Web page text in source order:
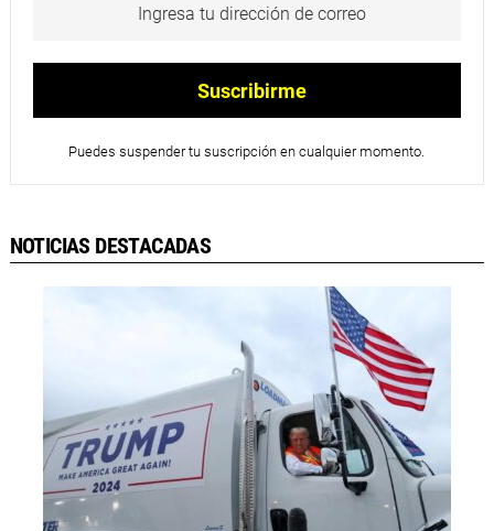
Puedes suspender tu suscripción en cualquier momento.
NOTICIAS DESTACADAS